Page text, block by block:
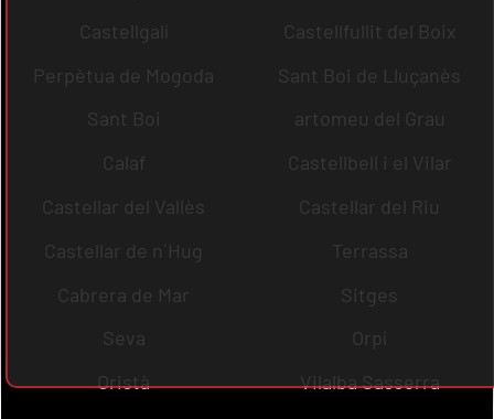
Castellgalí
Castellfullit del Boix
Perpètua de Mogoda
Sant Boi de Lluçanès
Sant Boi
artomeu del Grau
Calaf
Castellbell i el Vilar
Castellar del Vallès
Castellar del Riu
Castellar de n´Hug
Terrassa
Cabrera de Mar
Sitges
Seva
Orpí
Oristà
Vilalba Sasserra